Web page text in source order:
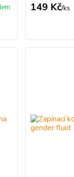
149 Kč/ks